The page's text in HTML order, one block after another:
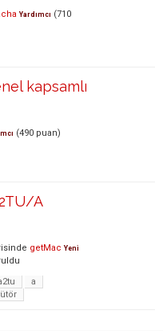
Yardımcı (710
kapsamlı
(490 puan)
A
getMac Yeni
a